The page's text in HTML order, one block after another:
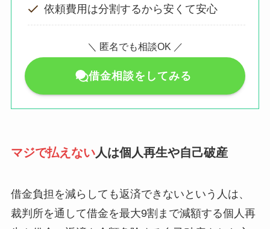
依頼費用は分割するから安くて安心
＼ 匿名でも相談OK ／
借金相談をしてみる
マジで払えない人は個人再生や自己破産
借金負担を減らしても返済できないという人は、
裁判所を通して借金を最大9割まで減額する個人再